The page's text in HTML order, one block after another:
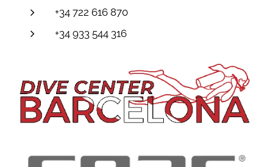
+34 722 616 870
+34 933 544 316